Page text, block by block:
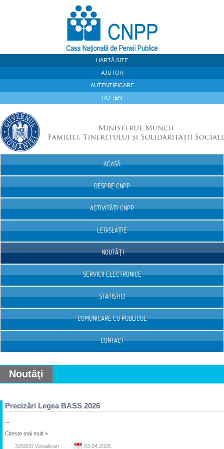
HARTĂ SITE
AJUTOR
AUTENTIFICARE
RO EN
ACASĂ
DESPRE CNPP
ACTIVITĂȚI CNPP
LEGISLAȚIE
NOUTĂȚI
SERVICII ELECTRONICE
STATISTICI
COMUNICARE CU PUBLICUL
CONTACT
Noutăţi
Precizări Legea BASS 2026
Citeste mai mult »
326800 Vizualizari 03.04.2026